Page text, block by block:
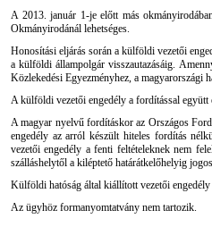
A 2013. január 1-je előtt más
Okmányirodánál lehetséges.
Honosítási eljárás során a külföldi vezetői
a külföldi állampolgár visszautazásáig.
Közlekedési Egyezményhez, a magyarországi
A külföldi vezetői engedély a fordítással együtt
A magyar nyelvű fordításkor az Országos
engedély az arról készült hiteles fordítás
vezetői engedély a fenti feltételeknek nem
szálláshelytől a kiléptető határátkelőhelyig
Külföldi hatóság által kiállított vezetői
Az ügyhöz formanyomtatvány nem tartozik.